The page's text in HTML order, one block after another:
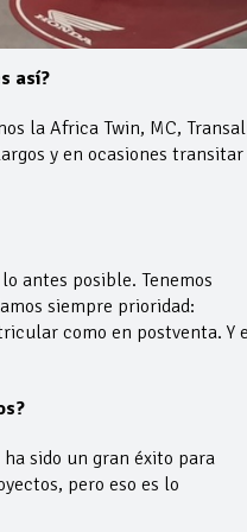
así?
la Africa Twin, MC,
y en ocasiones transitar
antes posible. Tenemos
siempre prioridad:
como en postventa. Y
sido un gran éxito para
pero eso es lo